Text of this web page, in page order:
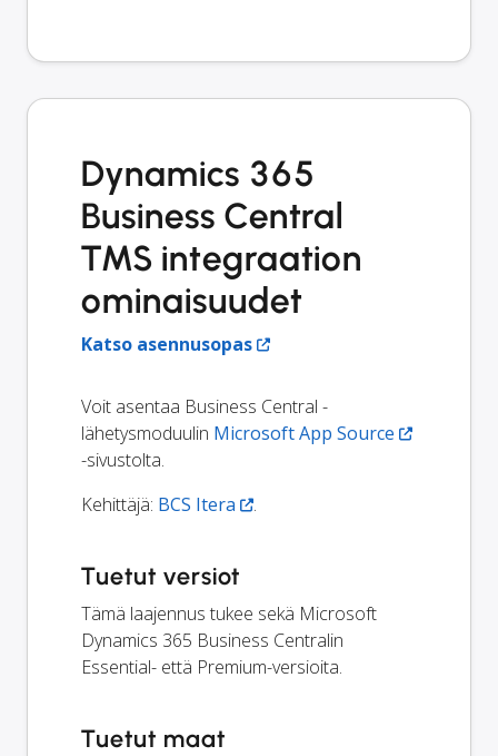
Dynamics 365
Business Central
TMS integraation
ominaisuudet
Katso asennusopas
Voit asentaa Business Central -
lähetysmoduulin Microsoft App Source
-sivustolta.
Kehittäjä: BCS Itera .
Tuetut versiot
Tämä laajennus tukee sekä Microsoft
Dynamics 365 Business Centralin
Essential- että Premium-versioita.
Tuetut maat